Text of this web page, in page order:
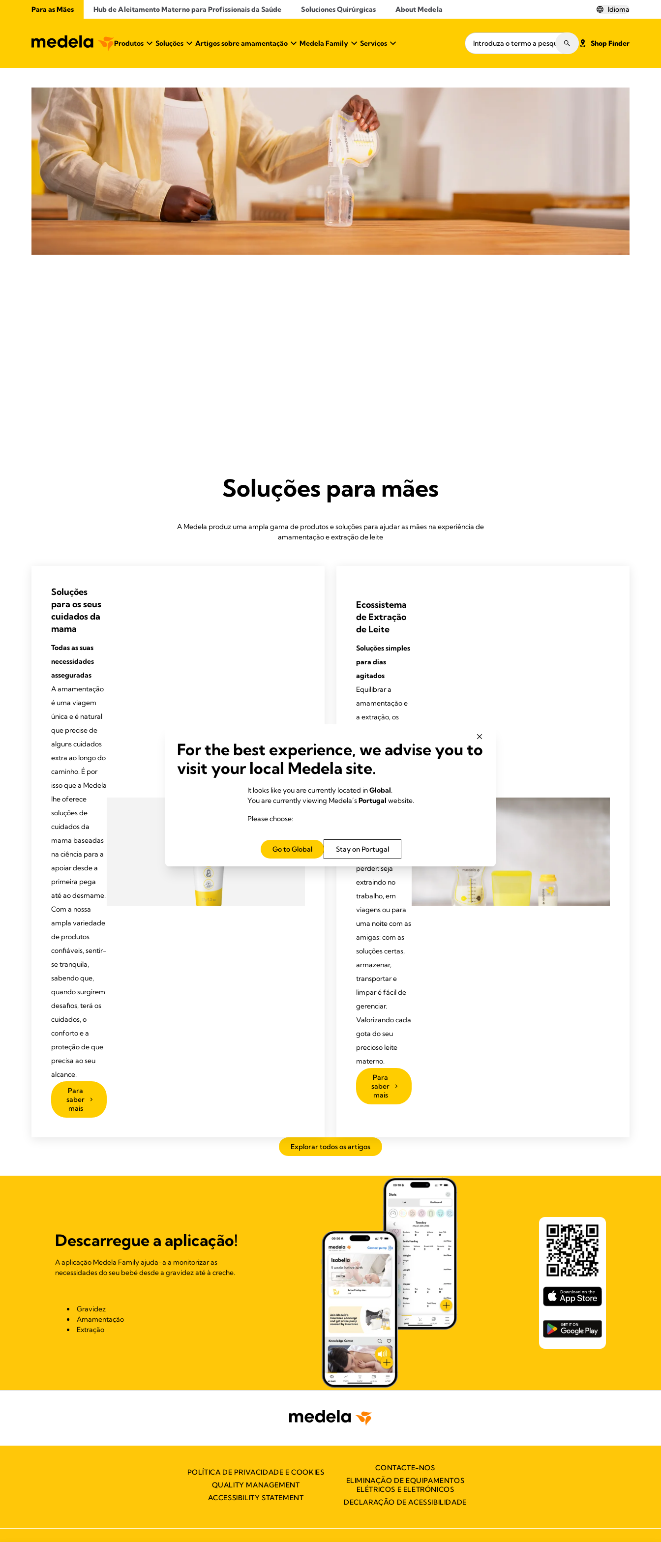
Para as Mães Hub de Aleitamento Materno para Profissionais da Saúde​ Soluciones Quirúrgicas About Medela Idioma
Produtos Soluções Artigos sobre amamentação​ Medela Family Serviços Shop Finder
Soluções para mães
A Medela produz uma ampla gama de produtos e soluções para ajudar as mães na experiência de
amamentação e extração de leite
Soluções
para os seus
cuidados da
mama
Todas as suas
necessidades
asseguradas
A amamentação
é uma viagem
única e é natural
que precise de
alguns cuidados
extra ao longo do
caminho. É por
isso que a Medela
lhe oferece
soluções de
cuidados da
mama baseadas
na ciência para a
apoiar desde a
primeira pega
até ao desmame.
Com a nossa
ampla variedade
de produtos
confiáveis, sentir-
se tranquila,
sabendo que,
quando surgirem
desafios, terá os
cuidados, o
conforto e a
proteção de que
precisa ao seu
alcance.
Para
saber
mais
Ecossistema
de Extração
de Leite
Soluções simples
para dias
agitados
Equilibrar a
amamentação e
a extração, os
horários do bebê,
as tarefas e os
momentos de
carinho? Então
gota de leite
materno a
perder: seja
extraindo no
trabalho, em
viagens ou para
uma noite com as
amigas: com as
soluções certas,
armazenar,
transportar e
limpar é fácil de
gerenciar.
Valorizando cada
gota do seu
precioso leite
materno.
Para
saber
mais
Explorar todos os artigos
Descarregue a aplicação!
A aplicação Medela Family ajuda-a a monitorizar as
necessidades do seu bebé desde a gravidez até à creche.
Gravidez
Amamentação
Extração
POLÍTICA DE PRIVACIDADE E COOKIES
QUALITY MANAGEMENT
ACCESSIBILITY STATEMENT
CONTACTE-NOS
ELIMINAÇÃO DE EQUIPAMENTOS
ELÉTRICOS E ELETRÓNICOS
DECLARAÇÃO DE ACESSIBILIDADE
For the best experience, we advise you to
visit your local Medela site.
It looks like you are currently located inGlobal.
You are currently viewing Medela’sPortugal website.
Please choose:
Stay on Portugal
Go to Global